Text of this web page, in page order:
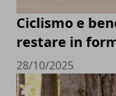
Ciclismo e
restare in
28/10/2025